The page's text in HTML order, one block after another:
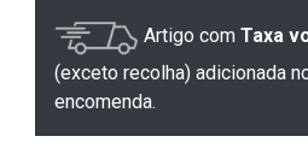
Artigo com Taxa
(exceto recolha) adicionada
encomenda.